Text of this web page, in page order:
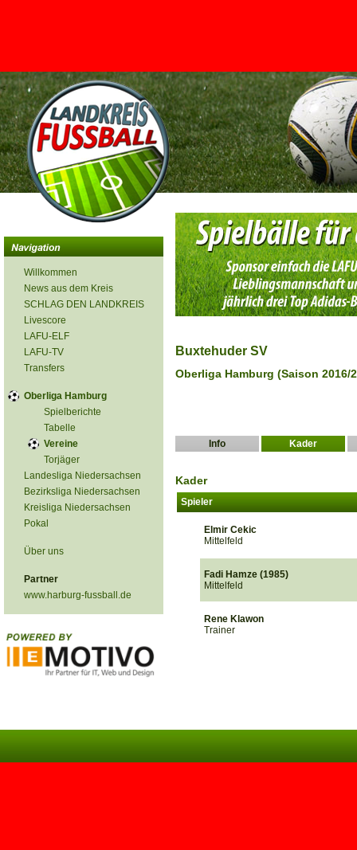
<
Willkommen
News aus dem Kreis
SCHLAG DEN LANDKREIS
Livescore
LAFU-ELF
LAFU-TV
Transfers
Oberliga Hamburg
Spielberichte
Tabelle
Vereine
Torjäger
Landesliga Niedersachsen
Bezirksliga Niedersachsen
Kreisliga Niedersachsen
Pokal
Über uns
Partner
www.harburg-fussball.de
Buxtehuder SV
Oberliga Hamburg (Saison 2016/
Info Kader
Kader
Spieler
Elmir Cekic
Mittelfeld
Fadi Hamze (1985)
Mittelfeld
Rene Klawon
Trainer